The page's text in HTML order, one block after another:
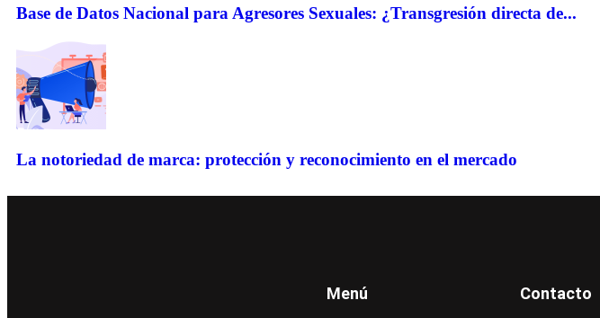
Base de Datos Nacional para Agresores Sexuales: ¿Transgresión directa de...
La notoriedad de marca: protección y reconocimiento en el mercado
Menú Contacto